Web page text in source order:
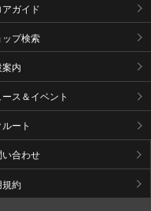
アガイド
ップ検索
内
ース＆イベント
ルート
い合わせ
約